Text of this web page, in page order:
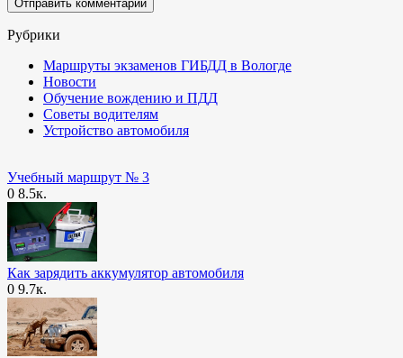
Рубрики
Маршруты экзаменов ГИБДД в Вологде
Новости
Обучение вождению и ПДД
Советы водителям
Устройство автомобиля
Учебный маршрут № 3
0 8.5к.
Как зарядить аккумулятор автомобиля
0 9.7к.